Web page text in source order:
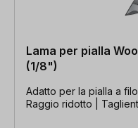
Lama per pialla
(1/8")
Adatto per la pialla a
Raggio ridotto |